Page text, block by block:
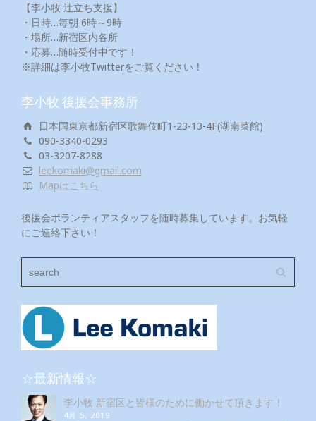
【李小牧 辻立ち支援】
・日時…毎朝 6時～9時
・場所…新宿区内各所
・応募…随時受付中です！
※詳細は李小牧Twitterをご覧ください！
李小牧 後援会事務所
日本国東京都新宿区歌舞伎町1-23-13-4F(湖南菜館)
090-3340-0293
03-3207-8288
leekomaki@gmail.com
Mapはこちら
後援会ボランティアスタッフを随時募集しています。お気軽
にご連絡下さい！
☆最新情報☆
李小牧 新宿区と皆様のために働かせて頂きます！
4月 5, 2019